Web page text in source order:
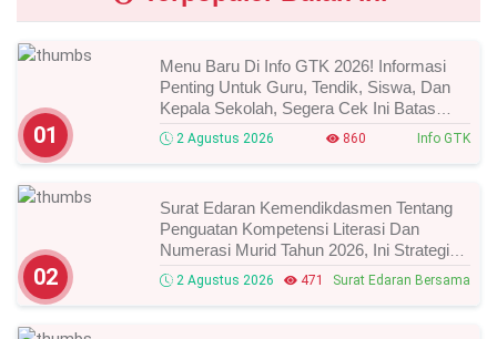
01
Menu Baru Di Info GTK 2026! Informasi
Penting Untuk Guru, Tendik, Siswa, Dan
Kepala Sekolah, Segera Cek Ini Batas
Waktunya!
2 Agustus 2026 860 Info GTK
02
Surat Edaran Kemendikdasmen Tentang
Penguatan Kompetensi Literasi Dan
Numerasi Murid Tahun 2026, Ini Strategi
Dan Alurnya
2 Agustus 2026 471 Surat Edaran Bersama